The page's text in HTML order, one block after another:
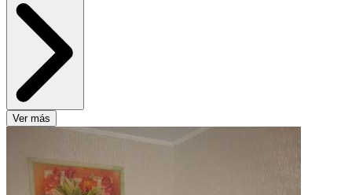
Ver más